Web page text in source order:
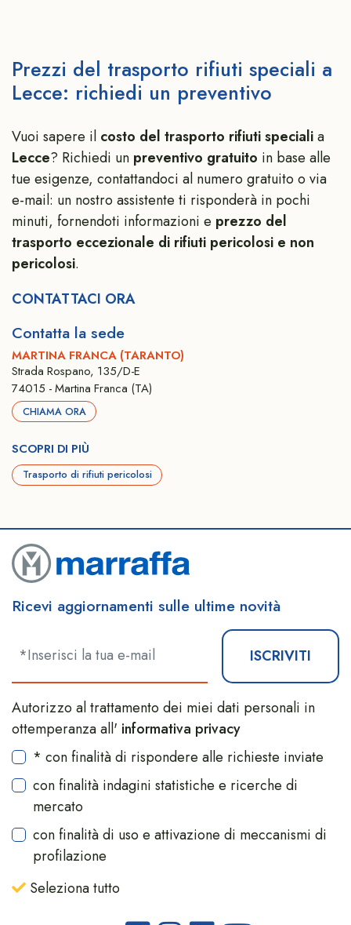
Prezzi del trasporto rifiuti speciali a
Lecce: richiedi un preventivo
Vuoi sapere il costo del trasporto rifiuti specialia
Lecce? Richiedi un preventivo gratuito in base alle
tue esigenze, contattandoci al numero gratuito o via
e-mail: un nostro assistente ti risponderà in pochi
minuti, fornendoti informazioni e prezzo del
trasporto eccezionale di rifiuti pericolosi e non
pericolosi.
CONTATTACI ORA
Contatta la sede
MARTINA FRANCA (TARANTO)
Strada Rospano, 135/D-E
74015 - Martina Franca (TA)
CHIAMA ORA
SCOPRI DI PIÙ
Trasporto di rifiuti pericolosi
Ricevi aggiornamenti sulle ultime novità
ISCRIVITI
Autorizzo al trattamento dei miei dati personali in
ottemperanza all' informativa privacy
* con finalità di rispondere alle richieste inviate
con finalità indagini statistiche e ricerche di
mercato
con finalità di uso e attivazione di meccanismi di
profilazione
Seleziona tutto